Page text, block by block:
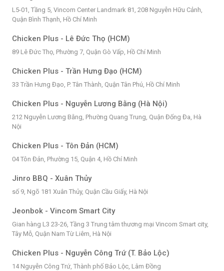
L5-01, Tầng 5, Vincom Center Landmark 81, 208 Nguyễn Hữu Cảnh,
Quận Bình Thạnh, Hồ Chí Minh
Chicken Plus - Lê Đức Thọ (HCM)
89 Lê Đức Thọ, Phường 7, Quận Gò Vấp, Hồ Chí Minh
Chicken Plus - Trần Hưng Đạo (HCM)
33 Trần Hưng Đạo, P. Tân Thành, Quận Tân Phú, Hồ Chí Minh
Chicken Plus - Nguyễn Lương Bằng (Hà Nội)
212 Nguyễn Lương Bằng, Phường Quang Trung, Quận Đống Đa, Hà
Nội
Chicken Plus - Tôn Đản (HCM)
04 Tôn Đản, Phường 15, Quận 4, Hồ Chí Minh
Jinro BBQ - Xuân Thủy
số 9, Ngõ 181 Xuân Thủy, Quận Cầu Giấy, Hà Nội
Jeonbok - Vincom Smart City
Gian hàng L3 23-26, Tầng 3 Trung tâm thương mại Vincom Smart city,
Tây Mỗ, Quận Nam Từ Liêm, Hà Nội
Chicken Plus - Nguyễn Công Trứ (T. Bảo Lộc)
14 Nguyễn Công Trứ, Thành phố Bảo Lộc, Lâm Đồng